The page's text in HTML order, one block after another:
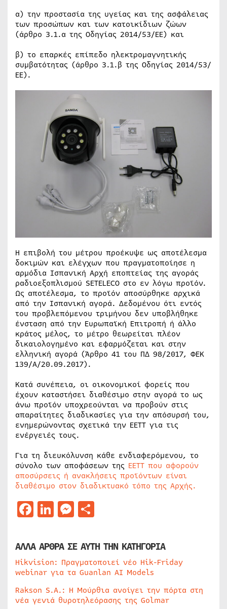
α) την προστασία της υγείας και της ασφάλειας
των προσώπων και των κατοικίδιων ζώων
(άρθρο 3.1.α της Οδηγίας 2014/53/ΕΕ) και
β) το επαρκές επίπεδο ηλεκτρομαγνητικής
συμβατότητας (άρθρο 3.1.β της Οδηγίας 2014/53/
ΕΕ).
Η επιβολή του μέτρου προέκυψε ως αποτέλεσμα
δοκιμών και ελέγχων που πραγματοποίησε η
αρμόδια Ισπανική Αρχή εποπτείας της αγοράς
ραδιοεξοπλισμού SETELECO στο εν λόγω προϊόν.
Ως αποτέλεσμα, το προϊόν αποσύρθηκε αρχικά
από την Ισπανική αγορά. Δεδομένου ότι εντός
του προβλεπόμενου τριμήνου δεν υποβλήθηκε
ένσταση από την Ευρωπαϊκή Επιτροπή ή άλλο
κράτος μέλος, το μέτρο θεωρείται πλέον
δικαιολογημένο και εφαρμόζεται και στην
ελληνική αγορά (Άρθρο 41 του ΠΔ 98/2017, ΦΕΚ
139/Α/20.09.2017).
Κατά συνέπεια, οι οικονομικοί φορείς που
έχουν καταστήσει διαθέσιμο στην αγορά το ως
άνω προϊόν υποχρεούνται να προβούν στις
απαραίτητες διαδικασίες για την απόσυρσή του,
ενημερώνοντας σχετικά την ΕΕΤΤ για τις
ενέργειές τους.
Για τη διευκόλυνση κάθε ενδιαφερόμενου, το
σύνολο των αποφάσεων της ΕΕΤΤ που αφορούν
αποσύρσεις ή ανακλήσεις προϊόντων είναι
διαθέσιμο στον διαδικτυακό τόπο της Αρχής.
Facebook
LinkedIn
Messenger
ΑΛΛΑ ΑΡΘΡΑ ΣΕ ΑΥΤΗ ΤΗΝ ΚΑΤΗΓΟΡΙΑ
Hikvision: Πραγματοποιεί νέο Hik-Friday
webinar για τα Guanlan AI Models
Rakson S.A.: Η Μούρθια ανοίγει την πόρτα στη
νέα γενιά θυροτηλεόρασης της Golmar